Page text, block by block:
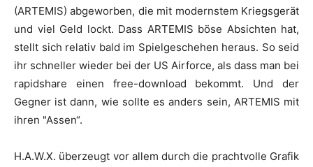
(ARTEMIS) abgeworben, die mit modernstem Kriegsgerät
und viel Geld lockt. Dass ARTEMIS böse Absichten hat,
stellt sich relativ bald im Spielgeschehen heraus. So seid
ihr schneller wieder bei der US Airforce, als dass man bei
rapidshare einen free-download bekommt. Und der
Gegner ist dann, wie sollte es anders sein, ARTEMIS mit
ihren "Assen“.
H.A.W.X. überzeugt vor allem durch die prachtvolle Grafik